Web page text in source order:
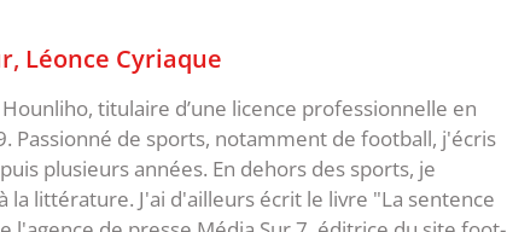
Léonce Cyriaque
titulaire d’une licence professionnelle en
Passionné de sports, notamment de football, j'écris
plusieurs années. En dehors des sports, je
la littérature. J'ai d'ailleurs écrit le livre "La sentence